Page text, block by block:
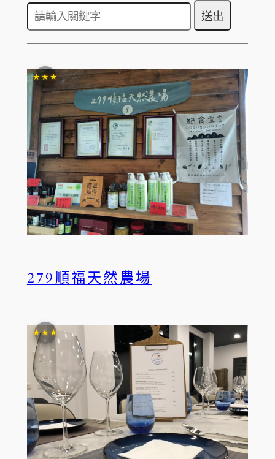
279順福天然農場
★★★
★★★